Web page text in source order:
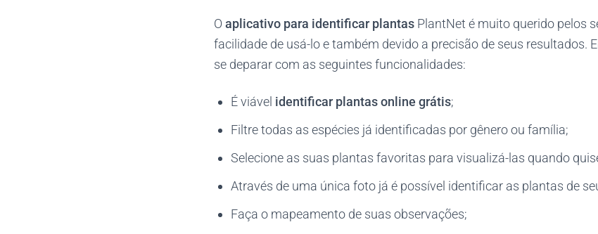
O aplicativo para identificar plantas PlantNet é muito querido pelos
facilidade de usá-lo e também devido a precisão de seus resultados.
se deparar com as seguintes funcionalidades:
É viável identificar plantas online grátis;
Filtre todas as espécies já identificadas por gênero ou família;
Selecione as suas plantas favoritas para visualizá-las quando
Através de uma única foto já é possível identificar as plantas de
Faça o mapeamento de suas observações;